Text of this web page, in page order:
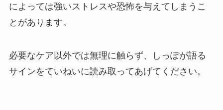
によっては強いストレスや恐怖を与えてしまうこ
とがあります。
必要なケア以外では無理に触らず、しっぽが語る
サインをていねいに読み取ってあげてください。